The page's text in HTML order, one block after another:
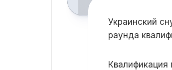
Украинский
раунда